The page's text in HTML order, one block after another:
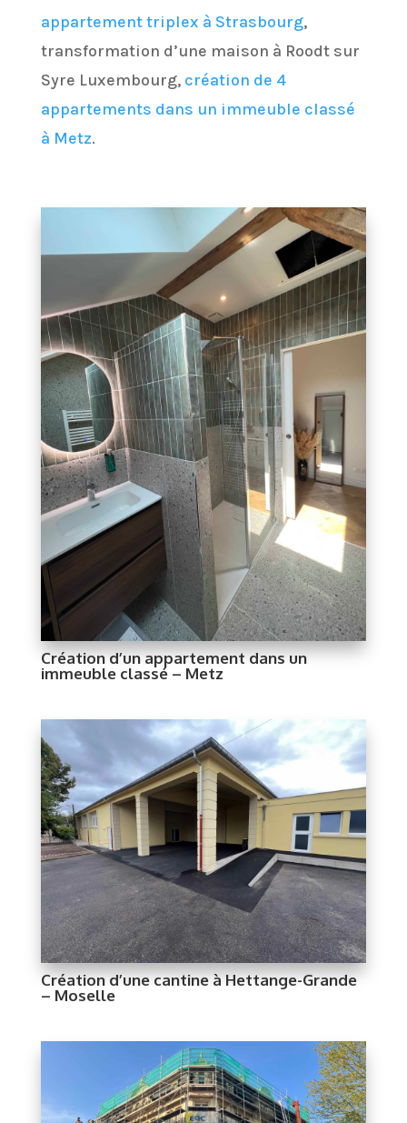
appartement triplex à Strasbourg,
transformation d’une maison à Roodt sur
Syre Luxembourg, création de 4
appartements dans un immeuble classé
à Metz.
Création d’un appartement dans un
immeuble classé – Metz
Création d’une cantine à Hettange-Grande
– Moselle